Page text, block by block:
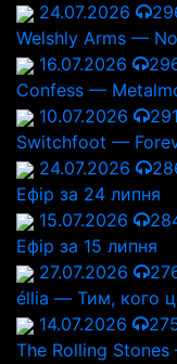
24.07.2026
Welshly Arms —
16.07.2026
Confess —
10.07.2026
291
Switchfoot —
24.07.2026
Ефір за 24 липня
15.07.2026
Ефір за 15 липня
27.07.2026
éllia — Тим, кого
14.07.2026
The Rolling